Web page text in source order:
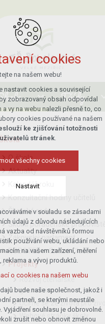
Třídy
Škola
O škole
Aktuality
Kalendář roku
Konzultační hodiny učitelů
Školská rada
Školní poradenské pracoviště
Žákovský parlament
ROBOTEL – Smart Class
Projekty
Rozvoj čtenářské
gramotnosti
Učíme se ze života pro život
Webové stránky školy
cookies
na našem webu!
nastavit cookies a související
zobrazovaný obsah odpovídal
vy na webu nalezli přesně to, co
cookies používané na našem
ke zjišťování totožnosti
uživatelů stránek.
všechny cookies
Nastavit
provozování webu
stránek (session):
volby jazyka, apod.
pro anonymizované
návštěvnosti
cookies (Google)
o cookies na našem webu
v souladu se zásadami
údajů z důvodu následujících
vazba od návštěvníků formou
používání webu, ukládání nebo
na vašem zařízení, měření
reklama a vývoj produktů.
o cookies na našem webu
bude naše společnost, jakož i
partneři, se kterými neustále
Vyjádření souhlasu je dobrovolné.
zrušit nebo obnovit změnou